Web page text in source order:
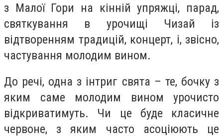
з Малої Гори на кінній упряжці, парад,
святкування в урочищі Чизай із
відтворенням традицій, концерт, і, звісно,
частування молодим вином.
До речі, одна з інтриг свята – те, бочку з
яким саме молодим вином урочисто
відкриватимуть. Чи це буде класичне
червоне, з яким часто асоціюють це